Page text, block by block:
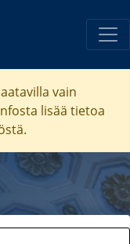
vain
lisää tietoa